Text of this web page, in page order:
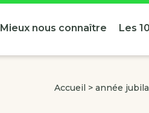
Mieux nous connaître Les
Accueil > année